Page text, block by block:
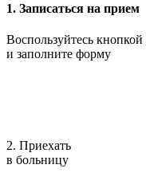
1. Записаться на прием
Воспользуйтесь кнопкой
и заполните форму
2. Приехать
в больницу